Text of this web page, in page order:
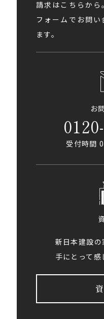
請求はこちらか
フォームでお問
ます。
お
受付時間
新日本建設
手にとって感